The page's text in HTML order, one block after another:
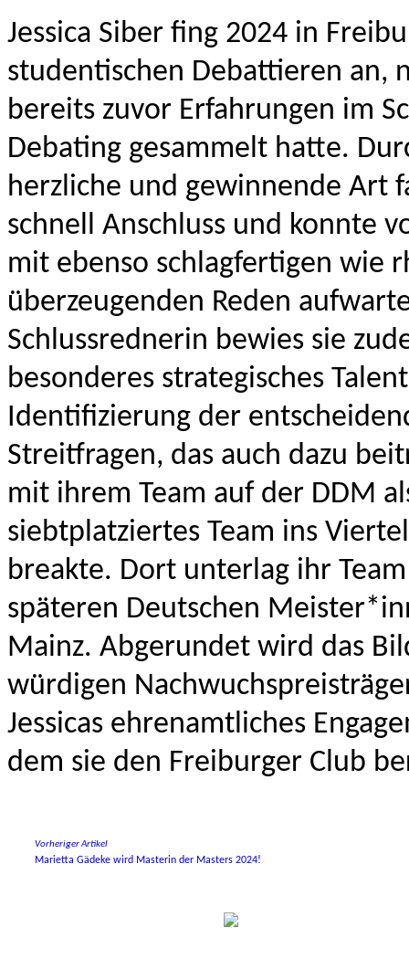
Jessica Siber fing 2024 in
studentischen Debattieren an,
bereits zuvor Erfahrungen im
Debating gesammelt hatte.
herzliche und gewinnende Art
schnell Anschluss und konnte
mit ebenso schlagfertigen wie
überzeugenden Reden
Schlussrednerin bewies sie
besonderes strategisches
Identifizierung der
Streitfragen, das auch dazu
mit ihrem Team auf der DDM
siebtplatziertes Team ins
breakte. Dort unterlag ihr
späteren Deutschen
Mainz. Abgerundet wird das
würdigen
Jessicas ehrenamtliches
dem sie den Freiburger Club
Vorheriger Artikel
Marietta Gädeke wird Masterin der Masters 2024!